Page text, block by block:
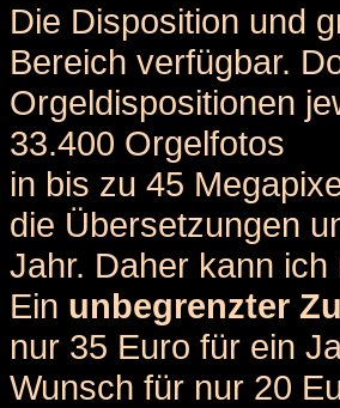
Die Disposition und
Bereich verfügbar.
Orgeldispositionen
33.400 Orgelfotos
in bis zu 45
die Übersetzungen
Jahr. Daher kann
Ein unbegrenzter
nur 35 Euro für ein
Wunsch für nur 20